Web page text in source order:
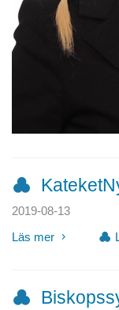
2019-08-13
Läs mer